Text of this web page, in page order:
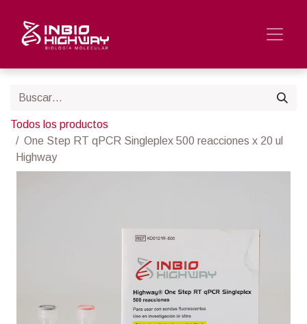
Todos los productos
One Step RT qPCR Singleplex 500 reacciones x 20 ul
Highway